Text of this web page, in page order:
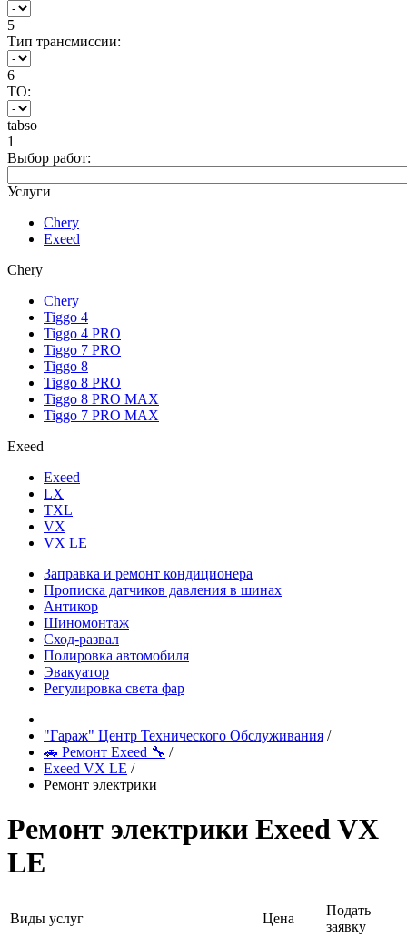
5
Тип трансмиссии:
6
ТО:
tabso
1
Выбор работ:
Услуги
Chery
Exeed
Chery
Chery
Tiggo 4
Tiggo 4 PRO
Tiggo 7 PRO
Tiggo 8
Tiggo 8 PRO
Tiggo 8 PRO MAX
Tiggo 7 PRO MAX
Exeed
Exeed
LX
TXL
VX
VX LE
Заправка и ремонт кондиционера
Прописка датчиков давления в шинах
Антикор
Шиномонтаж
Сход-развал
Полировка автомобиля
Эвакуатор
Регулировка света фар
"Гараж" Центр Технического Обслуживания /
🚗 Ремонт Exeed 🔧 /
Exeed VX LE /
Ремонт электрики
Ремонт электрики Exeed VX
LE
Виды услуг Цена
Подать
заявку